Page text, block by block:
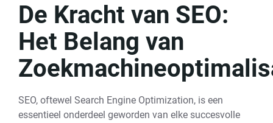
De Kracht van SEO:
Het Belang van
SEO, oftewel Search Engine Optimization, is een
essentieel onderdeel geworden van elke succesvolle